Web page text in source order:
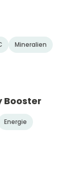
Mineralien
Booster
Energie